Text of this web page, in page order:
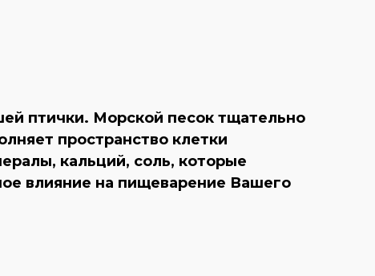
птички. Морской песок тщательно
пространство клетки
кальций, соль, которые
влияние на пищеварение Вашего